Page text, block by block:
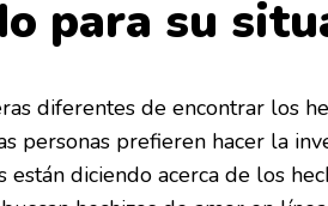
para su
diferentes de encontrar los
personas prefieren hacer la
están diciendo acerca de los